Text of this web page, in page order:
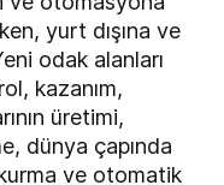
yurt dışına ve
odak alanları
kazanım,
üretimi,
dünya çapında
ve otomatik